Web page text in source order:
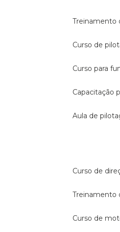
treinamento
curso de
curso para
capacitação
aula de
curso de
treinamento
curso de